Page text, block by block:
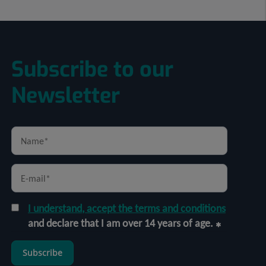
Subscribe to our
Newsletter
I understand, accept the terms and conditions
and declare that I am over 14 years of age.
Subscribe